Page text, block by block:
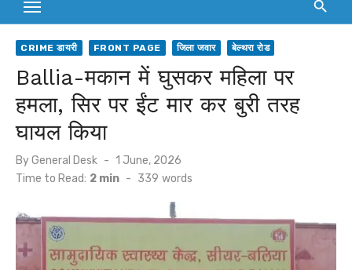
CRIME डायरी FRONT PAGE जिला जवार बेल्थरा रोड
Ballia-मकान में घुसकर महिला पर
हमला, सिर पर ईंट मार कर बुरी तरह
घायल किया
ByGeneral Desk
Posted
on
1 June, 2026
Time to Read: 2 min - 339 words